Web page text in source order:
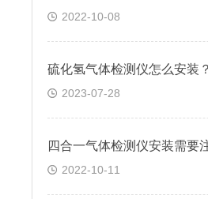
2022-10-08
硫化氢气体检测仪怎么安装？
2023-07-28
四合一气体检测仪安装需要
2022-10-11